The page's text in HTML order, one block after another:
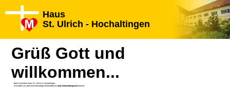
Haus
St. Ulrich - Hochaltingen
Grüß Gott und
willkommen...
beim Exerzitien Haus St. Ulrich in Hochaltingen.
Sie haben uns über eine ehemalige Internetadresse stulrichhochaltingen.deerreicht.